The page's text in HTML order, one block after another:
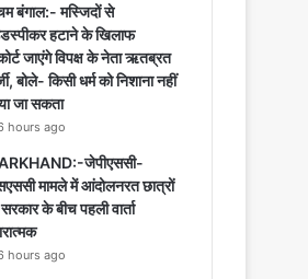
बंगाल:- मस्जिदों से
हटाने के खिलाफ
जाएंगे विपक्ष के नेता ऋतब्रत
बोले- किसी धर्म को निशाना नहीं
जा सकता
hours ago
जेपीएससी-
मामले में आंदोलनरत छात्रों
के बीच पहली वार्ता
hours ago